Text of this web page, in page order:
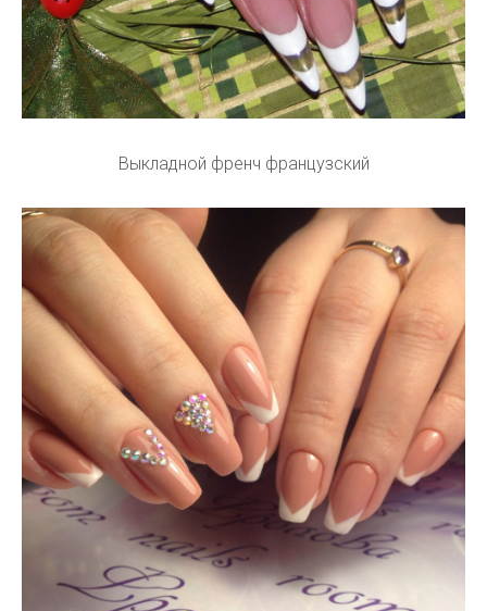
Выкладной френч французский